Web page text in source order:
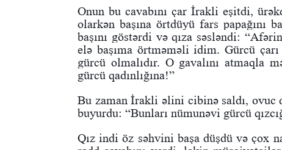
Onun bu cavabını çar İrakli eşitdi,
olarkən başına örtdüyü fars papağını
başını göstərdi və qıza səsləndi:
elə başıma örtməməli idim. Gürcü
gürcü olmalıdır. O gavalını atmaqla
gürcü qadınlığına!”
Bu zaman İrakli əlini cibinə saldı, ovuc
buyurdu: “Bunları nümunəvi gürcü
Qız indi öz səhvini başa düşdü və çox